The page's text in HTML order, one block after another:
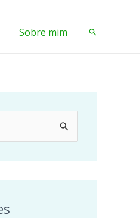
Sobre mim Pesquisar